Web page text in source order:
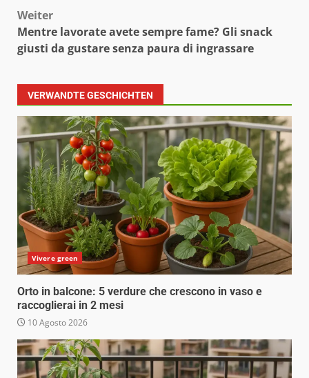
Weiter
Mentre lavorate avete sempre fame? Gli snack
giusti da gustare senza paura di ingrassare
VERWANDTE GESCHICHTEN
Vivere green
Orto in balcone: 5 verdure che crescono in vaso e
raccoglierai in 2 mesi
10 Agosto 2026